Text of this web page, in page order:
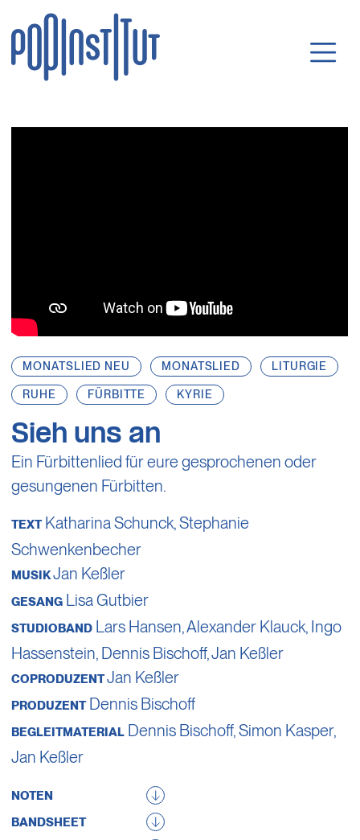
Direkt zum Inhalt wechseln
MONATSLIED NEU MONATSLIED LITURGIE
RUHE FÜRBITTE KYRIE
Sieh uns an
Ein Fürbittenlied für eure gesprochenen oder
gesungenen Fürbitten.
TEXT Katharina Schunck,Stephanie
Schwenkenbecher
MUSIKJan Keßler
GESANG Lisa Gutbier
STUDIOBAND Lars Hansen,Alexander Klauck, Ingo
Hassenstein, Dennis Bischoff,Jan Keßler
COPRODUZENTJan Keßler
PRODUZENT Dennis Bischoff
BEGLEITMATERIAL Dennis Bischoff,Simon Kasper,
Jan Keßler
NOTEN
BANDSHEET